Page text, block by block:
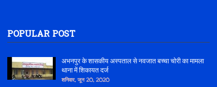
POPULAR POST
अभनपुर के शासकीय अस्पताल से नवजात बच्चा चोरी का मामला
थाना में शिकायत दर्ज
शनिवार, जून 20, 2020